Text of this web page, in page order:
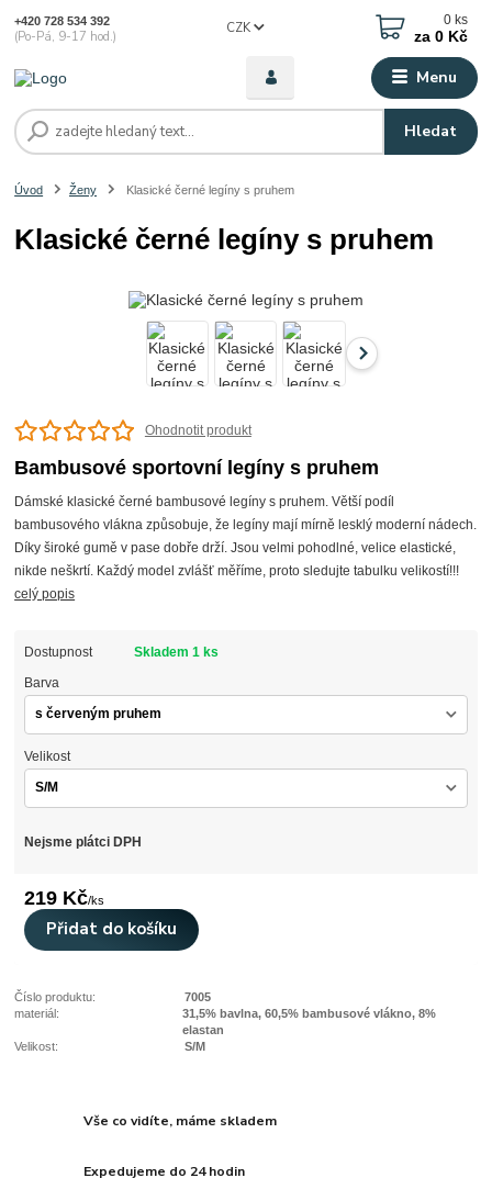
Menu
CZK
Hledat
+420 728 534 392
(Po-Pá, 9-17 hod.)
0 ks
za 0 Kč
Úvod Ženy Klasické černé legíny s pruhem
Klasické černé legíny s pruhem
Ohodnotit produkt
Bambusové sportovní legíny s pruhem
Dámské klasické černé bambusové legíny s pruhem. Větší podíl
bambusového vlákna způsobuje, že legíny mají mírně lesklý moderní nádech.
Díky široké gumě v pase dobře drží. Jsou velmi pohodlné, velice elastické,
nikde neškrtí. Každý model zvlášť měříme, proto sledujte tabulku velikostí!!!
celý popis
Dostupnost Skladem 1 ks
Barva
Velikost
Nejsme plátci DPH
219 Kč/ks
Přidat do košíku
Číslo produktu:
7005
materiál:
31,5% bavlna, 60,5% bambusové vlákno, 8%
elastan
Velikost:
S/M
Vše co vidíte, máme skladem
Expedujeme do 24 hodin